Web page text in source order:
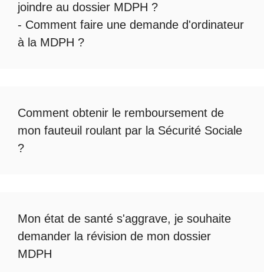
joindre au dossier MDPH ?
- Comment faire une demande d'ordinateur
à la MDPH ?
Comment obtenir le remboursement de
mon fauteuil roulant par la Sécurité Sociale
?
Mon état de santé s'aggrave, je souhaite
demander la révision de mon dossier
MDPH